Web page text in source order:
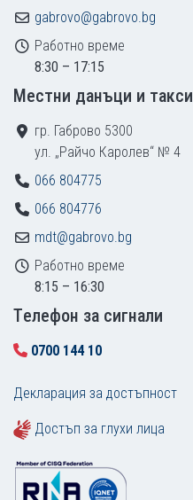
gabrovo@gabrovo.bg
Работно време
8:30 – 17:15
Местни данъци и такси
гр. Габрово 5300
ул. „Райчо Каролев“ № 4
066 804775
066 804776
mdt@gabrovo.bg
Работно време
8:15 – 16:30
Tелефон за сигнали
0700 144 10
Декларация за достъпност
Достъп за глухи лица